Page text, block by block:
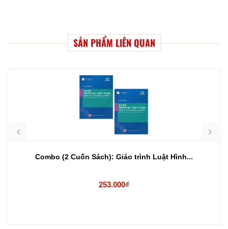
SẢN PHẨM LIÊN QUAN
Combo (2 Cuốn Sách): Giáo trình Luật Hình...
253.000₫